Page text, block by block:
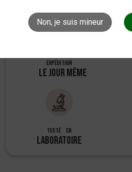
Non, je suis mineur
Expédition
LE JOUR MÊME
TESTÉ EN
LABORATOIRE